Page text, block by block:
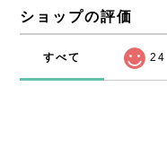
ショップの評価
すべて 24